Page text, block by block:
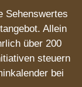
Sehenswertes
Allein
über 200
steuern
bei